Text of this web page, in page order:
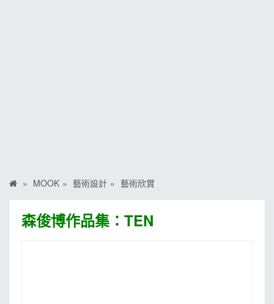
MOOK 藝術設計 藝術欣賞
森俊博作品集：TEN